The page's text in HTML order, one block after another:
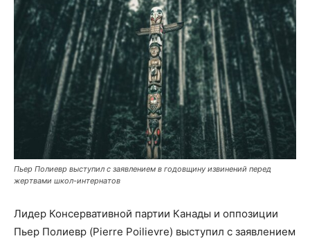
Пьер Полиевр выступил с заявлением в годовщину извинений перед
жертвами школ-интернатов
Лидер Консервативной партии Канады и оппозиции
Пьер Полиевр (Pierre Poilievre) выступил с заявлением